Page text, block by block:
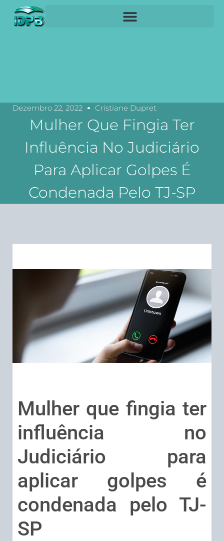
Dezembro 22, 2022 Cristiane Dupret
Mulher Que Fingia Ter
Influência No Judiciário
Para Aplicar Golpes É
Condenada Pelo TJ-SP
Mulher que fingia ter
influência no
Judiciário para
aplicar golpes é
condenada pelo TJ-
SP